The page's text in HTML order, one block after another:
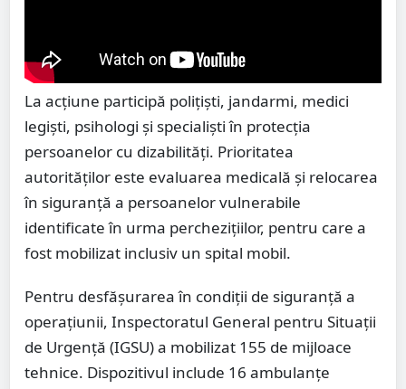
La acțiune participă polițiști, jandarmi, medici
legiști, psihologi și specialiști în protecția
persoanelor cu dizabilități. Prioritatea
autorităților este evaluarea medicală și relocarea
în siguranță a persoanelor vulnerabile
identificate în urma perchezițiilor, pentru care a
fost mobilizat inclusiv un spital mobil.
Pentru desfășurarea în condiții de siguranță a
operațiunii, Inspectoratul General pentru Situații
de Urgență (IGSU) a mobilizat 155 de mijloace
tehnice. Dispozitivul include 16 ambulanțe